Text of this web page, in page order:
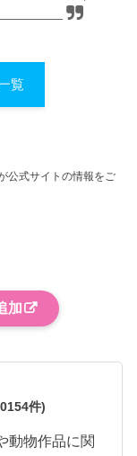
覧
公式サイトの情報をご
加
件)
動物作品に関